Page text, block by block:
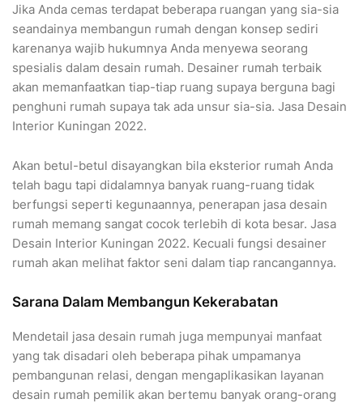
Jika Anda cemas terdapat beberapa ruangan yang sia-sia
seandainya membangun rumah dengan konsep sediri
karenanya wajib hukumnya Anda menyewa seorang
spesialis dalam desain rumah. Desainer rumah terbaik
akan memanfaatkan tiap-tiap ruang supaya berguna bagi
penghuni rumah supaya tak ada unsur sia-sia. Jasa Desain
Interior Kuningan 2022.
Akan betul-betul disayangkan bila eksterior rumah Anda
telah bagu tapi didalamnya banyak ruang-ruang tidak
berfungsi seperti kegunaannya, penerapan jasa desain
rumah memang sangat cocok terlebih di kota besar. Jasa
Desain Interior Kuningan 2022. Kecuali fungsi desainer
rumah akan melihat faktor seni dalam tiap rancangannya.
Sarana Dalam Membangun Kekerabatan
Mendetail jasa desain rumah juga mempunyai manfaat
yang tak disadari oleh beberapa pihak umpamanya
pembangunan relasi, dengan mengaplikasikan layanan
desain rumah pemilik akan bertemu banyak orang-orang